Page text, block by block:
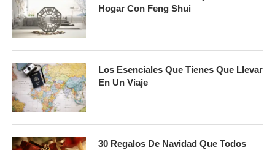
Hogar Con Feng Shui
Los Esenciales Que Tienes Que Llevar
En Un Viaje
30 Regalos De Navidad Que Todos